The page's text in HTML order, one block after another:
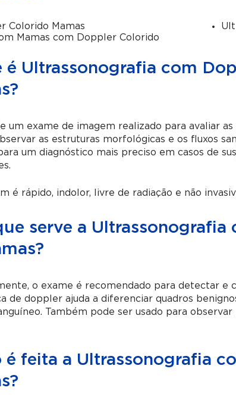
Colorido Mamas
Mamas com Doppler Colorido
é Ultrassonografia com
um exame de imagem realizado para avaliar
as estruturas morfológicas e os fluxos
um diagnóstico mais preciso em casos de
é rápido, indolor, livre de radiação e não
serve a
o exame é recomendado para detectar e
de doppler ajuda a diferenciar quadros
Também pode ser usado para
é feita a Ultrassonografia